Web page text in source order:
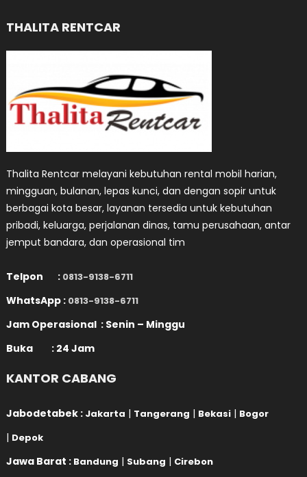
THALITA RENTCAR
Thalita Rentcar melayani kebutuhan rental mobil harian,
mingguan, bulanan, lepas kunci, dan dengan sopir untuk
berbagai kota besar, layanan tersedia untuk kebutuhan
pribadi, keluarga, perjalanan dinas, tamu perusahaan, antar
jemput bandara, dan operasional tim
Telpon : 0813-9138-6711
WhatsApp : 0813-9138-6711
Jam Operasional : Senin – Minggu
Buka : 24 Jam
KANTOR CABANG
Jabodetabek : Jakarta | Tangerang | Bekasi | Bogor
| Depok
Jawa Barat : Bandung | Subang | Cirebon